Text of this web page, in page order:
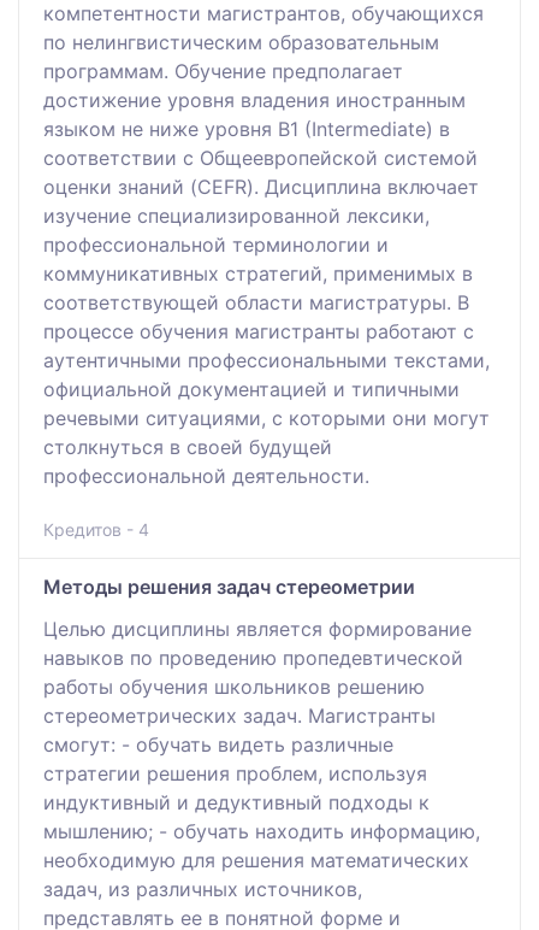
компетентности магистрантов, обучающихся
по нелингвистическим образовательным
программам. Обучение предполагает
достижение уровня владения иностранным
языком не ниже уровня B1 (Intermediate) в
соответствии с Общеевропейской системой
оценки знаний (CEFR). Дисциплина включает
изучение специализированной лексики,
профессиональной терминологии и
коммуникативных стратегий, применимых в
соответствующей области магистратуры. В
процессе обучения магистранты работают с
аутентичными профессиональными текстами,
официальной документацией и типичными
речевыми ситуациями, с которыми они могут
столкнуться в своей будущей
профессиональной деятельности.
Кредитов - 4
Методы решения задач стереометрии
Целью дисциплины является формирование
навыков по проведению пропедевтической
работы обучения школьников решению
стереометрических задач. Магистранты
смогут: - обучать видеть различные
стратегии решения проблем, используя
индуктивный и дедуктивный подходы к
мышлению; - обучать находить информацию,
необходимую для решения математических
задач, из различных источников,
представлять ее в понятной форме и